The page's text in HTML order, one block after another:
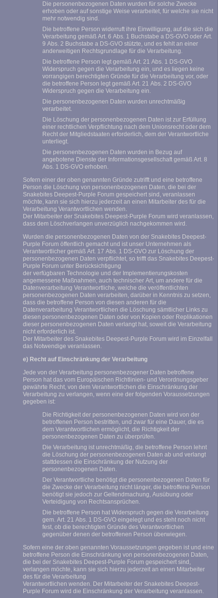
Die personenbezogenen Daten wurden für solche Zwecke
erhoben oder auf sonstige Weise verarbeitet, für welche sie nicht
mehr notwendig sind.
Die betroffene Person widerruft ihre Einwilligung, auf die sich die
Verarbeitung gemäß Art. 6 Abs. 1 Buchstabe a DS-GVO oder Art.
9 Abs. 2 Buchstabe a DS-GVO stützte, und es fehlt an einer
anderweitigen Rechtsgrundlage für die Verarbeitung.
Die betroffene Person legt gemäß Art. 21 Abs. 1 DS-GVO
Widerspruch gegen die Verarbeitung ein, und es liegen keine
vorrangigen berechtigten Gründe für die Verarbeitung vor, oder
die betroffene Person legt gemäß Art. 21 Abs. 2 DS-GVO
Widerspruch gegen die Verarbeitung ein.
Die personenbezogenen Daten wurden unrechtmäßig
verarbeitet.
Die Löschung der personenbezogenen Daten ist zur Erfüllung
einer rechtlichen Verpflichtung nach dem Unionsrecht oder dem
Recht der Mitgliedstaaten erforderlich, dem der Verantwortliche
unterliegt.
Die personenbezogenen Daten wurden in Bezug auf
angebotene Dienste der Informationsgesellschaft gemäß Art. 8
Abs. 1 DS-GVO erhoben.
Sofern einer der oben genannten Gründe zutrifft und eine betroffene
Person die Löschung von personenbezogenen Daten, die bei der
Snakebites Deepest-Purple Forum gespeichert sind, veranlassen
möchte, kann sie sich hierzu jederzeit an einen Mitarbeiter des für die
Verarbeitung Verantwortlichen wenden.
Der Mitarbeiter der Snakebites Deepest-Purple Forum wird veranlassen,
dass dem Löschverlangen unverzüglich nachgekommen wird.
Wurden die personenbezogenen Daten von der Snakebites Deepest-
Purple Forum öffentlich gemacht und ist unser Unternehmen als
Verantwortlicher gemäß Art. 17 Abs. 1 DS-GVO zur Löschung der
personenbezogenen Daten verpflichtet, so trifft das Snakebites Deepest-
Purple Forum unter Berücksichtigung
der verfügbaren Technologie und der Implementierungskosten
angemessene Maßnahmen, auch technischer Art, um andere für die
Datenverarbeitung Verantwortliche, welche die veröffentlichten
personenbezogenen Daten verarbeiten, darüber in Kenntnis zu setzen,
dass die betroffene Person von diesen anderen für die
Datenverarbeitung Verantwortlichen die Löschung sämtlicher Links zu
diesen personenbezogenen Daten oder von Kopien oder Replikationen
dieser personenbezogenen Daten verlangt hat, soweit die Verarbeitung
nicht erforderlich ist.
Der Mitarbeiter des Snakebites Deepest-Purple Forum wird im Einzelfall
das Notwendige veranlassen.
e) Recht auf Einschränkung der Verarbeitung
Jede von der Verarbeitung personenbezogener Daten betroffene
Person hat das vom Europäischen Richtlinien- und Verordnungsgeber
gewährte Recht, von dem Verantwortlichen die Einschränkung der
Verarbeitung zu verlangen, wenn eine der folgenden Voraussetzungen
gegeben ist:
Die Richtigkeit der personenbezogenen Daten wird von der
betroffenen Person bestritten, und zwar für eine Dauer, die es
dem Verantwortlichen ermöglicht, die Richtigkeit der
personenbezogenen Daten zu überprüfen.
Die Verarbeitung ist unrechtmäßig, die betroffene Person lehnt
die Löschung der personenbezogenen Daten ab und verlangt
stattdessen die Einschränkung der Nutzung der
personenbezogenen Daten.
Der Verantwortliche benötigt die personenbezogenen Daten für
die Zwecke der Verarbeitung nicht länger, die betroffene Person
benötigt sie jedoch zur Geltendmachung, Ausübung oder
Verteidigung von Rechtsansprüchen.
Die betroffene Person hat Widerspruch gegen die Verarbeitung
gem. Art. 21 Abs. 1 DS-GVO eingelegt und es steht noch nicht
fest, ob die berechtigten Gründe des Verantwortlichen
gegenüber denen der betroffenen Person überwiegen.
Sofern eine der oben genannten Voraussetzungen gegeben ist und eine
betroffene Person die Einschränkung von personenbezogenen Daten,
die bei der Snakebites Deepest-Purple Forum gespeichert sind,
verlangen möchte, kann sie sich hierzu jederzeit an einen Mitarbeiter
des für die Verarbeitung
Verantwortlichen wenden. Der Mitarbeiter der Snakebites Deepest-
Purple Forum wird die Einschränkung der Verarbeitung veranlassen.